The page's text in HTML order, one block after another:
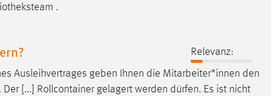
.
Relevanz:
Ausleihvertrages geben Ihnen die Mitarbeiter*innen den
[...] Rollcontainer gelagert werden dürfen. Es ist nicht